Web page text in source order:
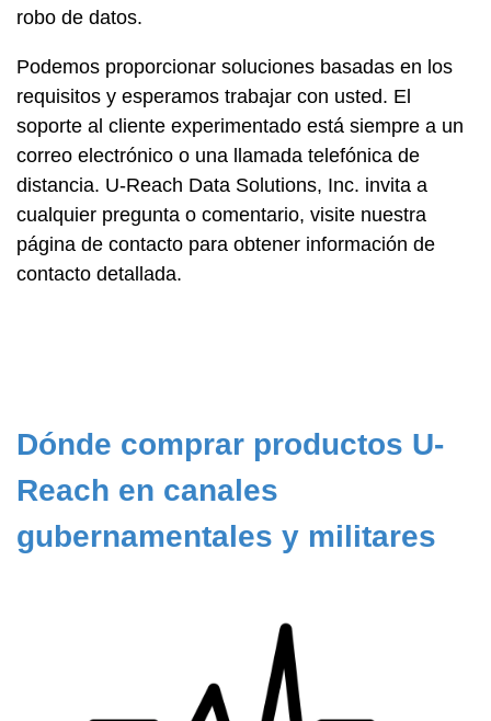
robo de datos.
Podemos proporcionar soluciones basadas en los
requisitos y esperamos trabajar con usted. El
soporte al cliente experimentado está siempre a un
correo electrónico o una llamada telefónica de
distancia. U-Reach Data Solutions, Inc. invita a
cualquier pregunta o comentario, visite nuestra
página de contacto para obtener información de
contacto detallada.
Dónde comprar productos U-
Reach en canales
gubernamentales y militares